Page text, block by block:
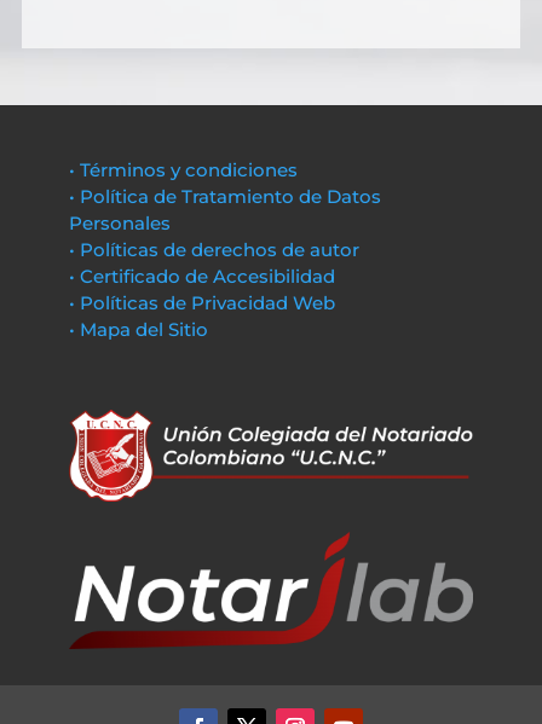
• Términos y condiciones
• Política de Tratamiento de Datos
Personales
• Políticas de derechos de autor
• Certificado de Accesibilidad
• Políticas de Privacidad Web
• Mapa del Sitio